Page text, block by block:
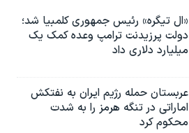
«ال تیگره» رئیس جمهوری کلمبیا شد؛
دولت پرزیدنت ترامپ وعده کمک یک
میلیارد دلاری داد
عربستان حمله رژیم ایران به نفتکش
اماراتی در تنگه هرمز را به‌ شدت
محکوم کرد